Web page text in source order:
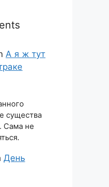
А я ж тут
существа
Сама не
День